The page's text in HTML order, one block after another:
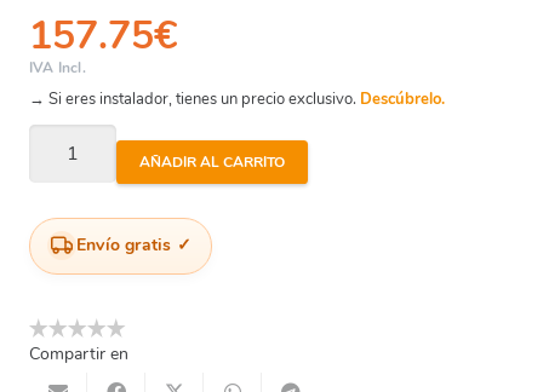
157.75€
IVA Incl.
→ Si eres instalador, tienes un precio exclusivo. Descúbrelo.
Codo
Pe
De
90º
X
AÑADIR AL CARRITO
Envío gratis
Compartir en